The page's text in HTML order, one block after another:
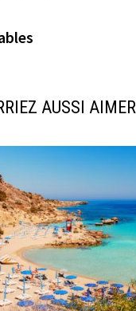
AUSSI AIMER